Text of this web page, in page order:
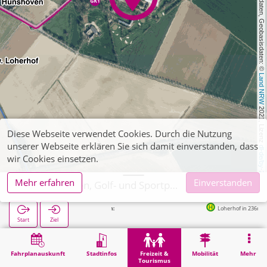
, Kartendaten, Geobasisdaten: ©
Land NRW
2021, Lizenz
dl-de/by-2-0
Fahrplanauskunft Stadtinfos
Freizeit &
Tourismus
Mobilität Mehr
Start Ziel
Loherhof in 236m
Freizeit & Tourismus Geilenkirchen, Golf- und Sportpark Loherhof
Diese Webseite verwendet Cookies. Durch die Nutzung
unserer Webseite erklären Sie sich damit einverstanden, dass
wir Cookies einsetzen.
Mehr erfahren
Einverstanden